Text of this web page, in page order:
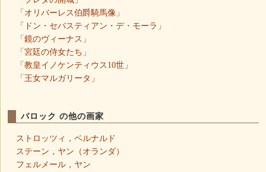
「オリバーレス伯爵騎馬像」
「ドン・セバスティアン・デ・モーラ」
「鏡のヴィーナス」
「宮廷の侍女たち」
「教皇イノケンティウス10世」
「王女マルガリータ」
バロック の他の画家
ストロッツィ，ベルナルド
ステーン，ヤン（オランダ）
フェルメール，ヤン